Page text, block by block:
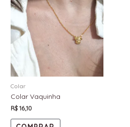
Colar
Colar Vaquinha
R$16,10